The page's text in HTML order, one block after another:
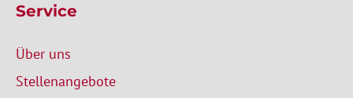
Service
Über uns
Stellenangebote